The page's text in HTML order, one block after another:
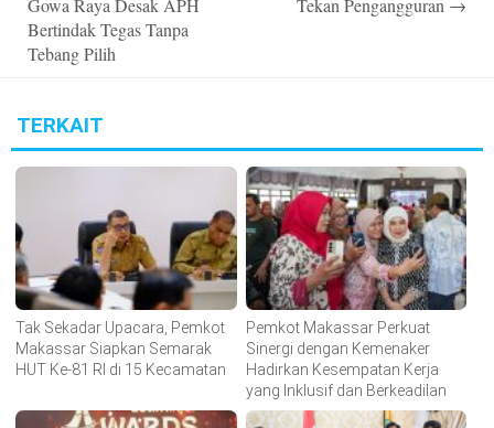
Gowa Raya Desak APH
Bertindak Tegas Tanpa
Tebang Pilih
Tekan Pengangguran →
TERKAIT
Tak Sekadar Upacara, Pemkot
Makassar Siapkan Semarak
HUT Ke-81 RI di 15 Kecamatan
Pemkot Makassar Perkuat
Sinergi dengan Kemenaker
Hadirkan Kesempatan Kerja
yang Inklusif dan Berkeadilan